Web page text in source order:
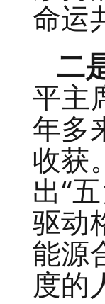
命运
二
平主
年多
收获
出“
驱动
能源
度的